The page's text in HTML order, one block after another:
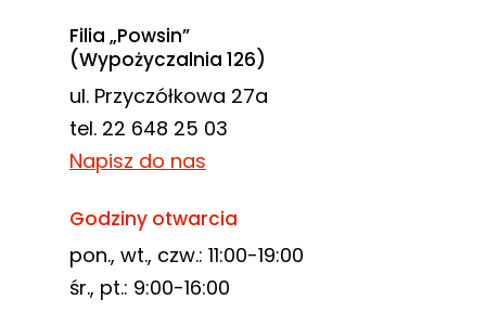
Filia „Powsin”
(Wypożyczalnia 126)
ul. Przyczółkowa 27a
tel. 22 648 25 03
Napisz do nas
Godziny otwarcia
pon., wt., czw.: 11:00-19:00
śr., pt.: 9:00-16:00